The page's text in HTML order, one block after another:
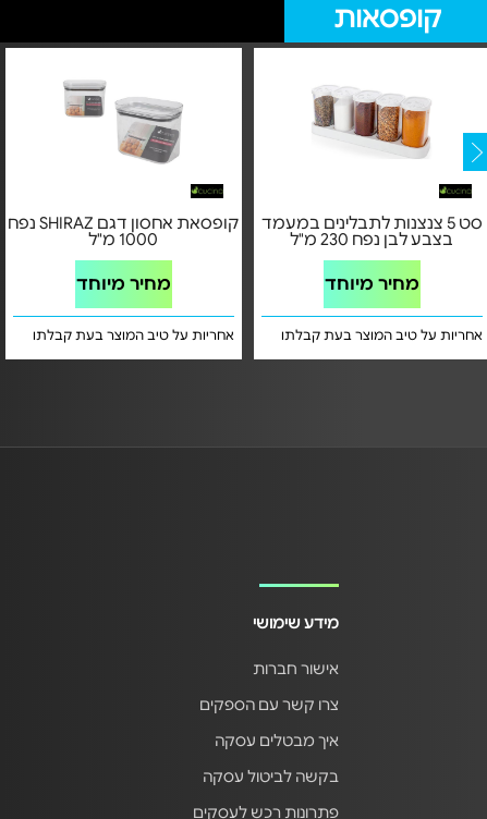
קופסאות
קופסאת אחסון דגם SHIRAZ נפח
1000 מ"ל
מחיר מיוחד
אחריות על טיב המוצר בעת קבלתו
סט 5 צנצנות לתבלינים במעמד
בצבע לבן נפח 230 מ"ל
מחיר מיוחד
אחריות על טיב המוצר בעת קבלתו
מידע שימושי
אישור חברות
צרו קשר עם הספקים
איך מבטלים עסקה
בקשה לביטול עסקה
פתרונות רכש לעסקים